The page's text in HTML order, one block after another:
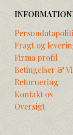
Fragt og
Firma profil
Betingelser &
Returnering
Kontakt os
Oversigt